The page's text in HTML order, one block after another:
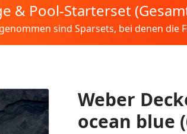
& Pool-Starterset
sind Sparsets, bei denen die
Weber
ocean blue